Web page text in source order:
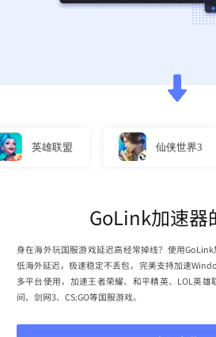
英雄联盟 仙侠世界3
GoLink加速器
身在海外玩国服游戏延迟高经常掉线？使用
低海外延迟，极速稳定不丢包，完美支持加速
多平台使用，加速王者荣耀、和平精英、LOL英
间、剑网3、CS:GO等国服游戏。